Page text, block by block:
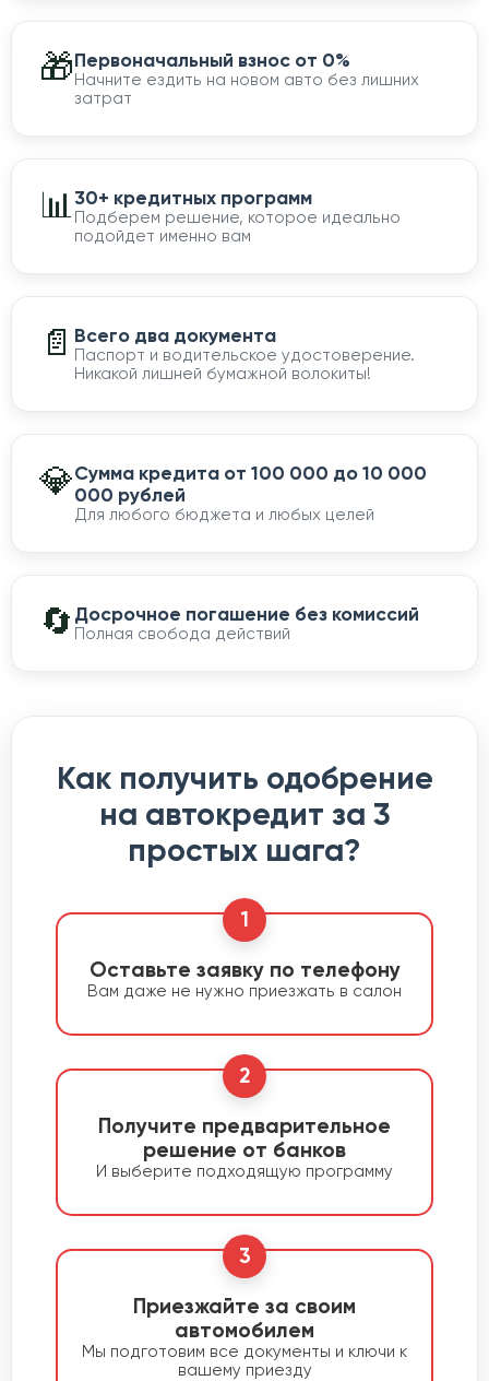
🎁Первоначальный взнос от 0%
Начните ездить на новом авто без лишних
затрат
📊30+ кредитных программ
Подберем решение, которое идеально
подойдет именно вам
📄 Всего два документа
Паспорт и водительское удостоверение.
Никакой лишней бумажной волокиты!
💎Сумма кредита от 100 000 до 10 000
000 рублей
Для любого бюджета и любых целей
🔄 Досрочное погашение без комиссий
Полная свобода действий
Как получить одобрение
на автокредит за 3
простых шага?
1
Оставьте заявку по телефону
Вам даже не нужно приезжать в салон
2
Получите предварительное
решение от банков
И выберите подходящую программу
3
Приезжайте за своим
автомобилем
Мы подготовим все документы и ключи к
вашему приезду